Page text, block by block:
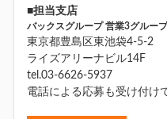
■担当支店
バックスグループ 営業3グループ
東京都豊島区東池袋4-5-2
ライズアリーナビル14F
tel.03-6626-5937
電話による応募も受け付け